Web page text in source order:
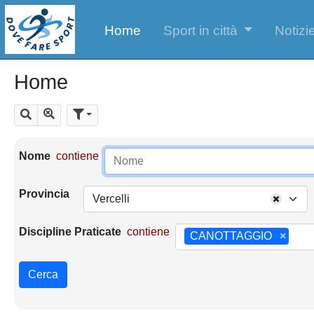
Home Sport in città
Home
Cerca Mostra tutti i risultati
Parametri di ricerca
Nome contiene
Provincia Vercelli
Discipline Praticate contiene ×
CANOTTAGGIO
Cerca